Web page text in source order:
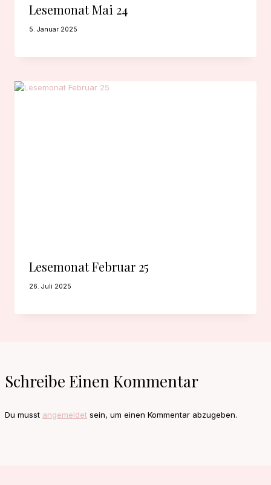
Lesemonat Mai 24
5. Januar 2025
Lesemonat Februar 25
26. Juli 2025
Schreibe Einen Kommentar
Du musst angemeldet sein, um einen Kommentar abzugeben.